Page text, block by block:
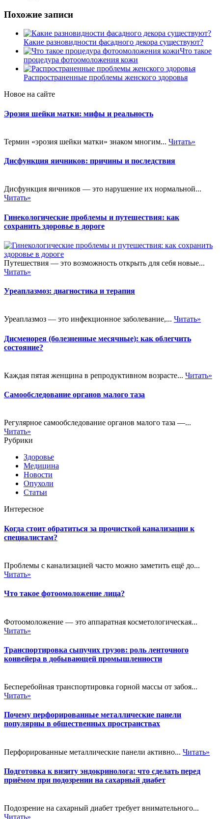
Похожие записи
Какие разновидности фасадного декора существуют?
Что такое
процедура фотоомоложения кожи
Распространенные проблемы женского здоровья
Новое на сайте
Эрозия шейки матки: мифы и реальность
Термин «эрозия шейки матки» знаком многим... Читать»
Дисфункция яичников: причины и последствия
Дисфункция яичников — это нарушение их нормальной...
Читать»
Гинекологические проблемы и путешествия: как
сохранить здоровье в дороге
Путешествия — это возможность открыть для себя новые...
Читать»
Уреаплазмоз: диагностика и терапия
Уреаплазмоз — это инфекционное заболевание,... Читать»
Дисменорея (болезненные месячные): как облегчить
состояние?
Каждая пятая женщина в репродуктивном возрасте... Читать»
Самообследование органов малого таза
Регулярное самообследование органов малого таза —...
Читать»
Рубрики
Здоровье
Медицина
Новости
Опухоли
Статьи
Интересное
Когда стоит обратиться за прочисткой канализации к
специалистам?
Проблемы с канализацией часто можно заметить ещё до...
Читать»
Что такое фотоомоложение лица?
Фотоомоложение — это аппаратная косметологическая...
Читать»
Транспортировка сыпучих грузов: роль ленточного
конвейера в добывающей промышленности
Бесперебойная транспортировка горной массы от забоя...
Читать»
Почему перфорированные металлические панели
популярны в общественных пространствах
Перфорированные металлические панели активно... Читать»
Подготовка к визиту эндокринолога: что сделать перед
приёмом при подозрении на сахарный диабет
Подозрение на сахарный диабет требует внимательного...
Читать»